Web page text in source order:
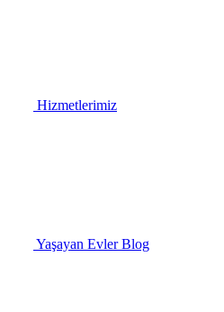
Hizmetlerimiz
Yaşayan Evler Blog